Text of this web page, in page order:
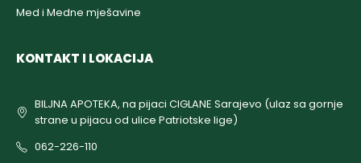
Med i Medne mješavine
KONTAKT I LOKACIJA
BILJNA APOTEKA, na pijaci CIGLANE Sarajevo (ulaz sa gornje
strane u pijacu od ulice Patriotske lige)
062-226-110